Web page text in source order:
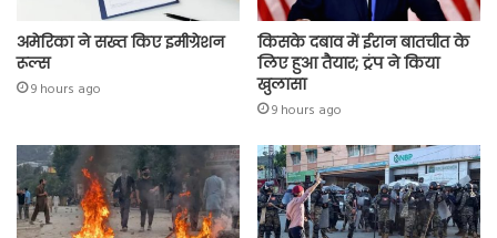
अमेरिका ने सख्त किए इमीग्रेशन
रूल्स
9 hours ago
किसके दबाव में ईरान बातचीत के
लिए हुआ तैयार; ट्रंप ने किया
खुलासा
9 hours ago